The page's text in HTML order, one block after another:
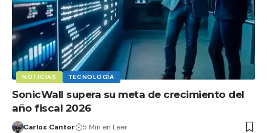
NOTICIAS TECNOLOGÍA
SonicWall supera su meta de crecimiento del
año fiscal 2026
Carlos Cantor 5 Min en Leer